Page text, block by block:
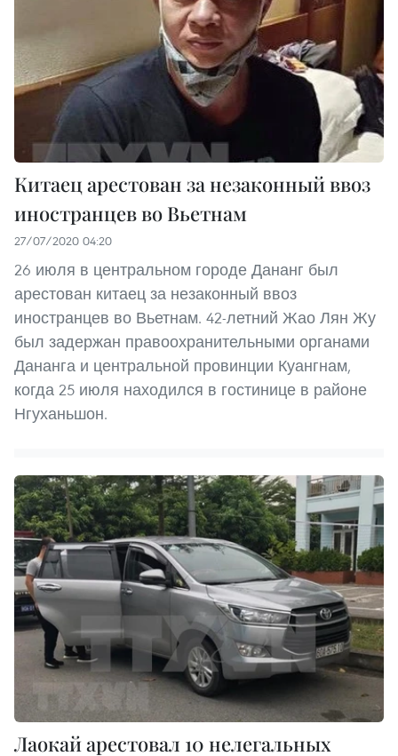
Китаец арестован за незаконный ввоз
иностранцев во Вьетнам
27/07/2020 04:20
26 июля в центральном городе Дананг был
арестован китаец за незаконный ввоз
иностранцев во Вьетнам. 42-летний Жао Лян Жу
был задержан правоохранительными органами
Дананга и центральной провинции Куангнам,
когда 25 июля находился в гостинице в районе
Нгуханьшон.
Лаокай арестовал 10 нелегальных